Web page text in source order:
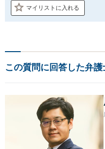
マイリストに入れる
この質問に回答した弁護